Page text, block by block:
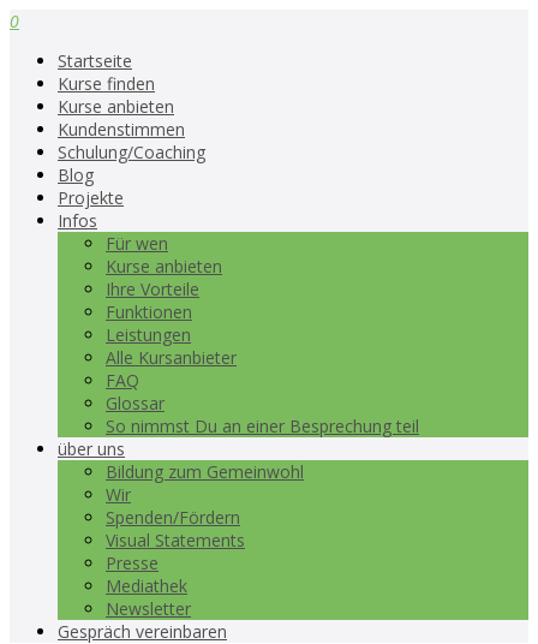
0
Startseite
Kurse finden
Kurse anbieten
Kundenstimmen
Schulung/Coaching
Blog
Projekte
Infos
Für wen
Kurse anbieten
Ihre Vorteile
Funktionen
Leistungen
Alle Kursanbieter
FAQ
Glossar
So nimmst Du an einer Besprechung teil
über uns
Bildung zum Gemeinwohl
Wir
Spenden/Fördern
Visual Statements
Presse
Mediathek
Newsletter
Gespräch vereinbaren